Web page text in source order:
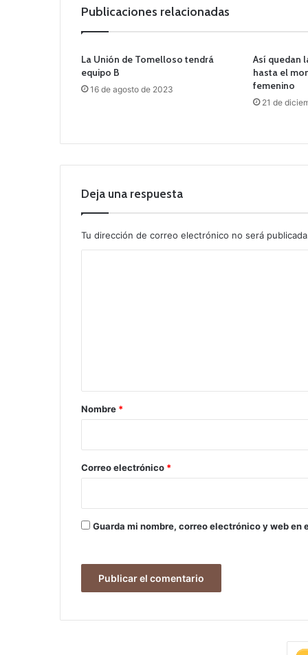
Publicaciones relacionadas
La Unión de Tomelloso tendrá
equipo B
16 de agosto de 2023
Así quedan
hasta el
femenino
21 de
Deja una respuesta
Tu dirección de correo electrónico no será
r
*
Nombre *
Correo electrónico *
Guarda mi nombre, correo electrónico y web en